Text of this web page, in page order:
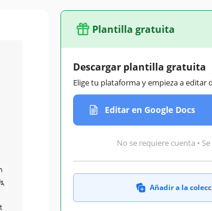
Plantilla gratuita
Descargar plantilla gratuita
Elige tu plataforma y empieza a editar
Editar en Google Docs
No se requiere cuenta •
Añadir a la